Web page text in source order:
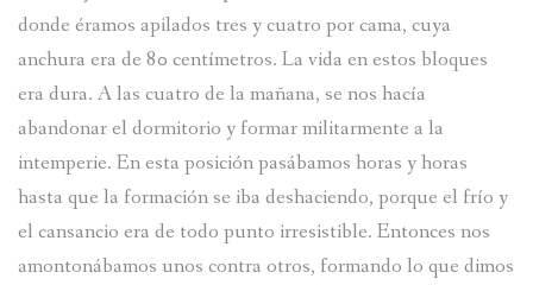
donde éramos apilados tres y cuatro por cama, cuya
anchura era de 80 centímetros. La vida en estos bloques
era dura. A las cuatro de la mañana, se nos hacía
abandonar el dormitorio y formar militarmente a la
intemperie. En esta posición pasábamos horas y horas
hasta que la formación se iba deshaciendo, porque el frío y
el cansancio era de todo punto irresistible. Entonces nos
amontonábamos unos contra otros, formando lo que dimos